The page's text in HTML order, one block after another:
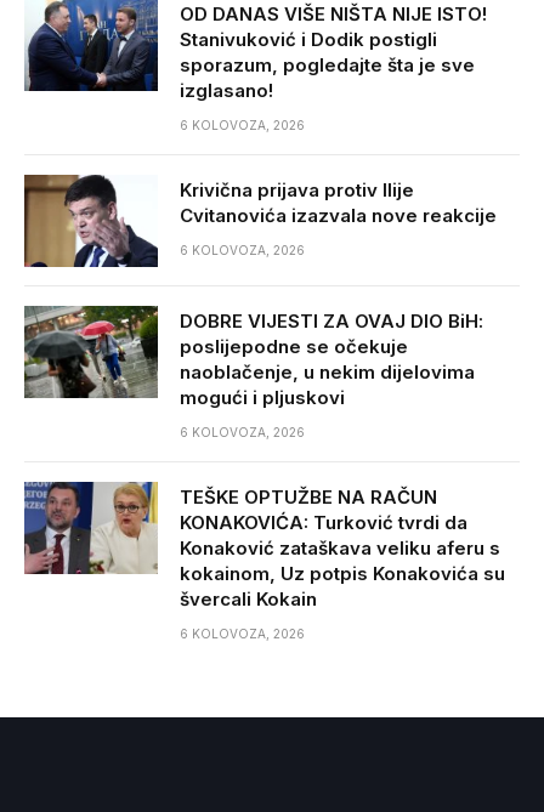
OD DANAS VIŠE NIŠTA NIJE ISTO!
Stanivuković i Dodik postigli
sporazum, pogledajte šta je sve
izglasano!
6 KOLOVOZA, 2026
Krivična prijava protiv Ilije
Cvitanovića izazvala nove reakcije
6 KOLOVOZA, 2026
DOBRE VIJESTI ZA OVAJ DIO BiH:
poslijepodne se očekuje
naoblačenje, u nekim dijelovima
mogući i pljuskovi
6 KOLOVOZA, 2026
TEŠKE OPTUŽBE NA RAČUN
KONAKOVIĆA: Turković tvrdi da
Konaković zataškava veliku aferu s
kokainom, Uz potpis Konakovića su
švercali Kokain
6 KOLOVOZA, 2026